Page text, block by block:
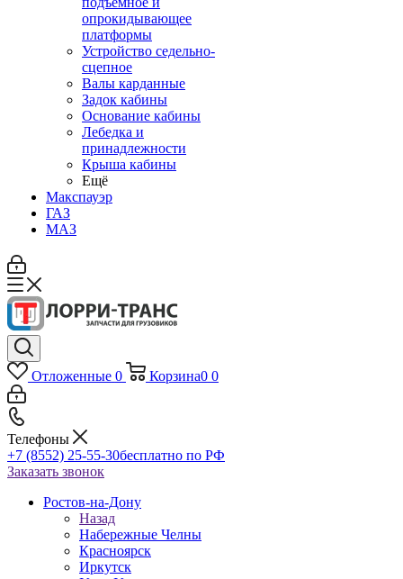
опрокидывающее
платформы
Устройство седельно-
сцепное
Валы карданные
Задок кабины
Основание кабины
Лебедка и
принадлежности
Крыша кабины
Ещё
Макспауэр
ГАЗ
МАЗ
Отложенные 0 Корзина0 0
Телефоны
+7 (8552) 25-55-30бесплатно по РФ
Заказать звонок
Ростов-на-Дону
Назад
Набережные Челны
Красноярск
Иркутск